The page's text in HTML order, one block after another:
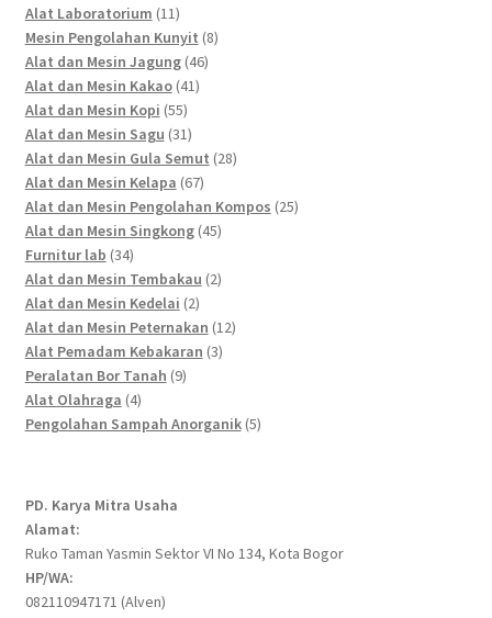
Alat Laboratorium 1111
products
Mesin Pengolahan Kunyit 88
Alat dan Mesin Jagung 4646
Alat dan Mesin Kakao 4141
Alat dan Mesin Kopi 5555
products
Alat dan Mesin Sagu 3131
products
Alat dan Mesin Gula Semut 2828
Alat dan Mesin Kelapa 6767
products
Alat dan Mesin Pengolahan Kompos 2525
Alat dan Mesin Singkong 4545
Furnitur lab 3434
products
Alat dan Mesin Tembakau 22
Alat dan Mesin Kedelai 22
products
Alat dan Mesin Peternakan 1212
Alat Pemadam Kebakaran 33
Peralatan Bor Tanah 99
Alat Olahraga 44
products
Pengolahan Sampah Anorganik 55
PD. Karya Mitra Usaha
Alamat:
Ruko Taman Yasmin Sektor VI No 134, Kota Bogor
HP/WA:
082110947171 (Alven)